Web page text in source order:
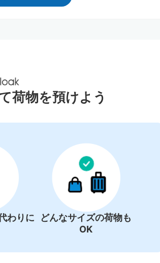
ありません
荷物を預けよう
わりに
どんなサイズの荷物も
OK